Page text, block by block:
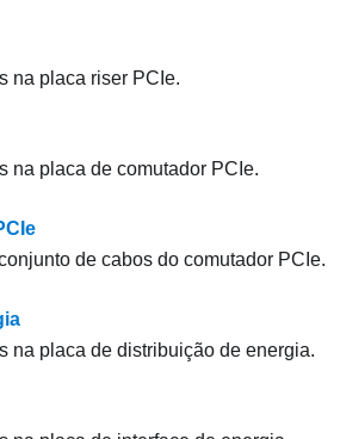
na placa riser PCIe.
na placa de comutador PCIe.
de cabos do comutador PCIe.
na placa de distribuição de energia.